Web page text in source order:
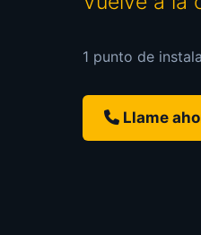
1 punto de
Llame